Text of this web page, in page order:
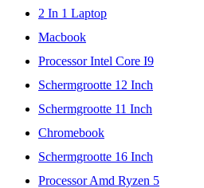
2 In 1 Laptop
Macbook
Processor Intel Core I9
Schermgrootte 12 Inch
Schermgrootte 11 Inch
Chromebook
Schermgrootte 16 Inch
Processor Amd Ryzen 5